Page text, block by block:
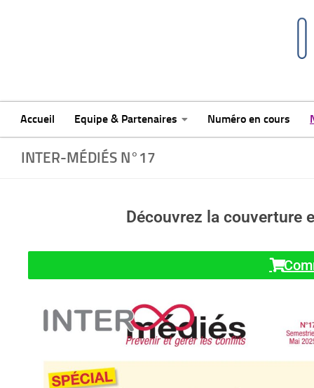
Accueil Equipe & Partenaires Numéro en cours
INTER-MÉDIÉS N°17
Découvrez la couverture